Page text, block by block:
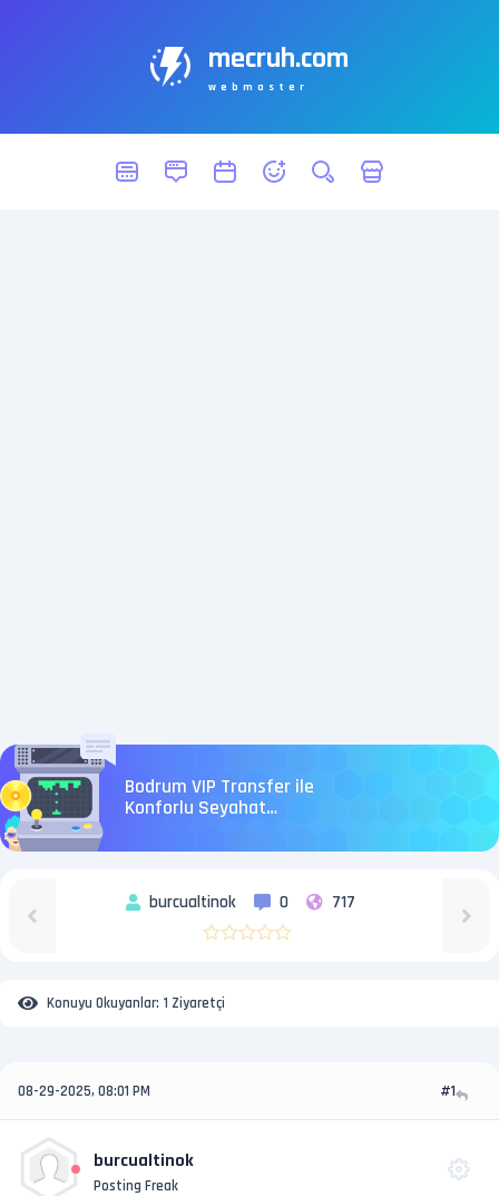
mecruh.com
webmaster
Bodrum VIP Transfer ile
Konforlu Seyahat
burcualtinok 0 717
Konuyu Okuyanlar: 1 Ziyaretçi
08-29-2025, 08:01 PM #1
burcualtinok
Posting Freak